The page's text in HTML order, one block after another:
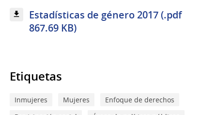
Estadísticas de género 2017 (.pdf
867.69 KB)
Etiquetas
Inmujeres Mujeres
Enfoque de derechos